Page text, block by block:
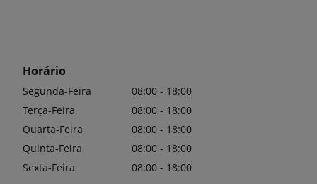
Horário
Segunda-Feira
08:00 - 18:00
Terça-Feira
08:00 - 18:00
Quarta-Feira
08:00 - 18:00
Quinta-Feira
08:00 - 18:00
Sexta-Feira
08:00 - 18:00